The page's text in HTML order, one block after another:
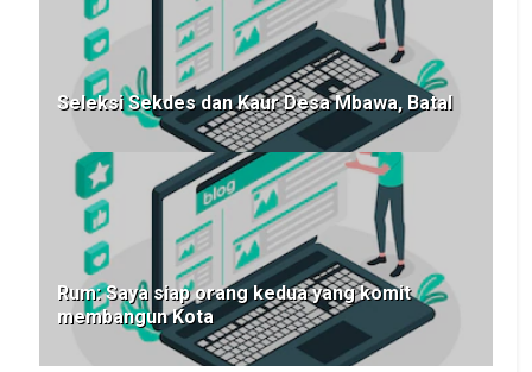
Seleksi Sekdes dan Kaur Desa Mbawa, Batal
Rum: Saya siap orang kedua yang komit
membangun Kota